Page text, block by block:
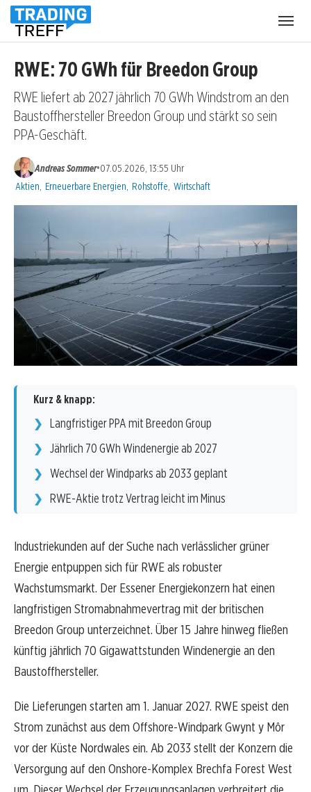
RWE: 70 GWh für Breedon Group
RWE liefert ab 2027 jährlich 70 GWh Windstrom an den
Baustoffhersteller Breedon Group und stärkt so sein
PPA-Geschäft.
Andreas Sommer•07.05.2026, 13:55 Uhr
Kategorien:
Aktien Erneuerbare Energien Rohstoffe Wirtschaft
Kurz & knapp:
Langfristiger PPA mit Breedon Group
Jährlich 70 GWh Windenergie ab 2027
Wechsel der Windparks ab 2033 geplant
RWE-Aktie trotz Vertrag leicht im Minus
Industriekunden auf der Suche nach verlässlicher grüner
Energie entpuppen sich für RWE als robuster
Wachstumsmarkt. Der Essener Energiekonzern hat einen
langfristigen Stromabnahmevertrag mit der britischen
Breedon Group unterzeichnet. Über 15 Jahre hinweg fließen
künftig jährlich 70 Gigawattstunden Windenergie an den
Baustoffhersteller.
Die Lieferungen starten am 1. Januar 2027. RWE speist den
Strom zunächst aus dem Offshore-Windpark Gwynt y Môr
vor der Küste Nordwales ein. Ab 2033 stellt der Konzern die
Versorgung auf den Onshore-Komplex Brechfa Forest West